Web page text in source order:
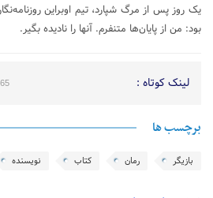
یک روز پس از مرگ شپارد، تیم اوبراین
بود: من از پایان‌ها متنفرم. آنها را نادیده بگیر.
لینک کوتاه :
برچسب ها
بازیگر رمان کتاب نویسنده